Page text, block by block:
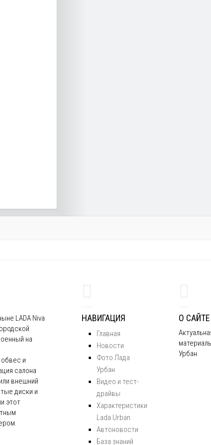
LADA Niva
на
и
салона
внешний
диски и
этот
НАВИГАЦИЯ
Главная
Новости
Фото Лада
Урбан
Видео и тест-
драйвы
Характеристики
Lada Urban
Автоновости
База знаний
О САЙТЕ
Урбан